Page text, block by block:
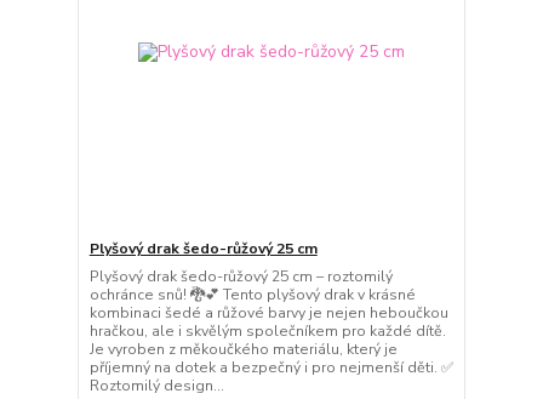
Plyšový drak šedo-růžový 25 cm
Plyšový drak šedo-růžový 25 cm – roztomilý
ochránce snů! 🐉💕 Tento plyšový drak v krásné
kombinaci šedé a růžové barvy je nejen heboučkou
hračkou, ale i skvělým společníkem pro každé dítě.
Je vyroben z měkoučkého materiálu, který je
příjemný na dotek a bezpečný i pro nejmenší děti. ✅
Roztomilý design...